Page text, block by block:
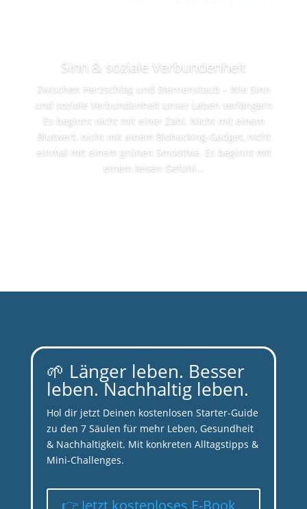
Sinn & soziale Verbundenheit
Zwischen Herzschlag und Sternenstaub – Wie Sinn
und soziale Verbundenheit unser Leben verlängern
Es beginnt nicht mit einer Zahl. Nicht mit einem
Blutwert, nicht mit einem Biohacking-Gadget, nicht
einmal mit einem grünen Smoothie. Es beginnt mit
einem leisen Gefühl...
🌱 Länger leben. Besser
leben. Nachhaltig leben.
Hol dir jetzt Deinen kostenlosen Starter-Guide
zu den 7 Säulen für mehr Leben, Gesundheit
& Nachhaltigkeit. Mit konkreten Alltagstipps &
Mini-Challenges.
👉 Jetzt kostenloses E-Book